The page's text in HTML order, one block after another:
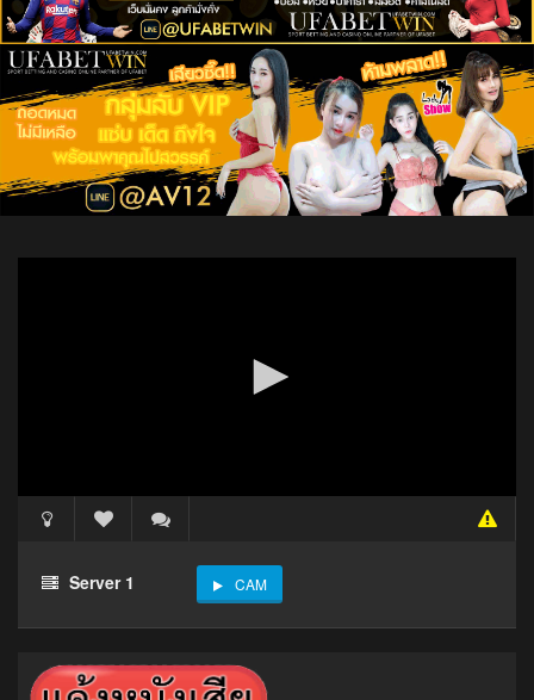
Server 1 CAM